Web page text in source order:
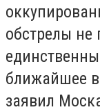
обстрелы не
ближайшее
заявил